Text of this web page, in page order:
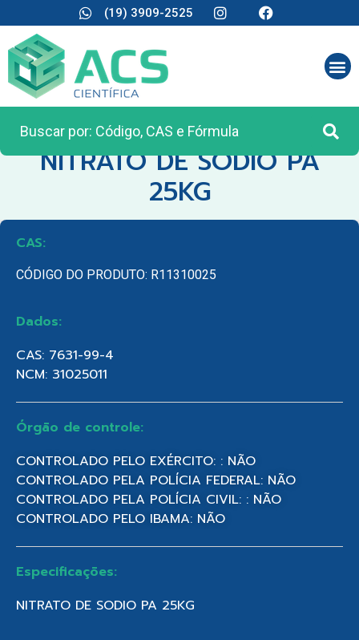
(19) 3909-2525
CATEGORIA: MATÉRIA PRIMA
NITRATO DE SODIO PA
25KG
CAS:
CÓDIGO DO PRODUTO: R11310025
Dados:
CAS: 7631-99-4
NCM: 31025011
Órgão de controle:
CONTROLADO PELO EXÉRCITO: : NÃO
CONTROLADO PELA POLÍCIA FEDERAL: NÃO
CONTROLADO PELA POLÍCIA CIVIL: : NÃO
CONTROLADO PELO IBAMA: NÃO
Especificações:
NITRATO DE SODIO PA 25KG